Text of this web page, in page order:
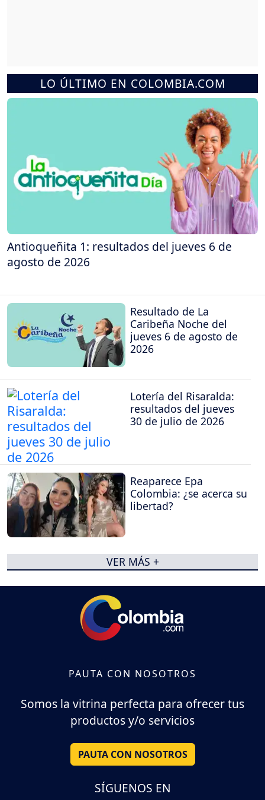
LO ÚLTIMO EN COLOMBIA.COM
Antioqueñita 1: resultados del jueves 6 de
agosto de 2026
Resultado de La
Caribeña Noche del
jueves 6 de agosto de
2026
Lotería del Risaralda:
resultados del jueves
30 de julio de 2026
Reaparece Epa
Colombia: ¿se acerca su
libertad?
VER MÁS +
PAUTA CON NOSOTROS
Somos la vitrina perfecta para ofrecer tus
productos y/o servicios
PAUTA CON NOSOTROS
SÍGUENOS EN